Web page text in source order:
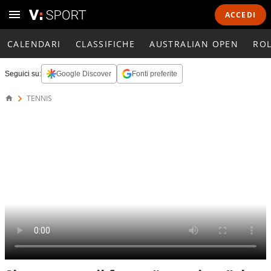
ACCEDI
CALENDARI CLASSIFICHE AUSTRALIAN OPEN
Seguici su: Google Discover Fonti preferite
TENNIS